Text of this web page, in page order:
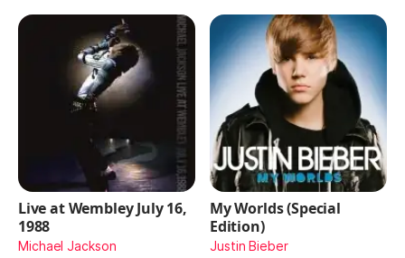
Live at Wembley July 16,
1988
Michael Jackson
My Worlds (Special
Edition)
Justin Bieber